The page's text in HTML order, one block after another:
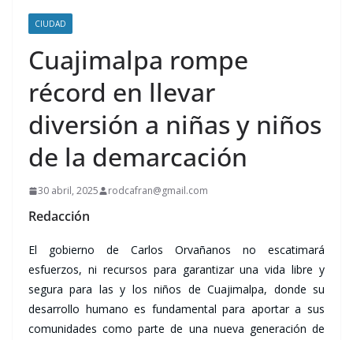
CIUDAD
Cuajimalpa rompe
récord en llevar
diversión a niñas y niños
de la demarcación
30 abril, 2025 rodcafran@gmail.com
Redacción
El gobierno de Carlos Orvañanos no escatimará
esfuerzos, ni recursos para garantizar una vida libre y
segura para las y los niños de Cuajimalpa, donde su
desarrollo humano es fundamental para aportar a sus
comunidades como parte de una nueva generación de